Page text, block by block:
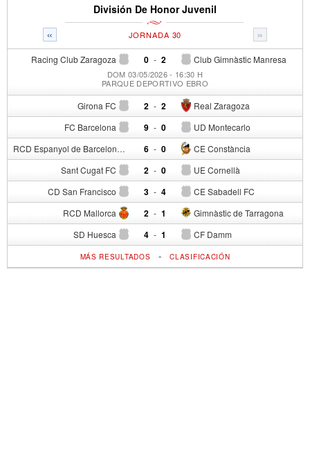
División De Honor Juvenil
« »
JORNADA 30
Racing Club Zaragoza 0 - Club Gimnàstic Manresa
2
DOM 03/05/2026 - 16:30 H
PARQUE DEPORTIVO EBRO
Girona FC 2 - Real Zaragoza
2
FC Barcelona 9 - UD Montecarlo
0
RCD Espanyol de Barcelona 6 - CE Constància
0
Sant Cugat FC 2 - UE Cornellà
0
CD San Francisco 3 - CE Sabadell FC
4
RCD Mallorca 2 - Gimnàstic de Tarragona
1
SD Huesca 4 - CF Damm
1
MÁS RESULTADOS -CLASIFICACIÓN